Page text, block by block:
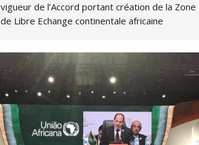
vigueur de l’Accord portant création de la Zone
de Libre Echange continentale africaine